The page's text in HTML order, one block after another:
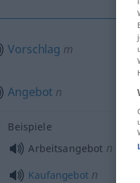
Vorschlag m
Angebot n
Beispiele
Arbeitsangebot n
Kaufangebotn